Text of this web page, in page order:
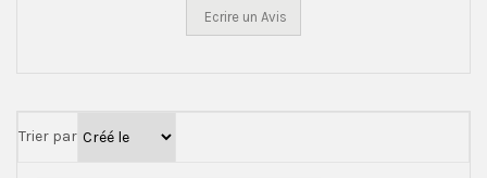
Ecrire un Avis
Trier par